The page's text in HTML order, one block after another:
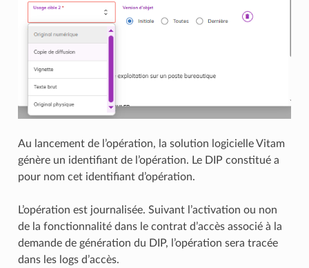
Au lancement de l’opération, la solution logicielle Vitam
génère un identifiant de l’opération. Le DIP constitué a
pour nom cet identifiant d’opération.
L’opération est journalisée. Suivant l’activation ou non
de la fonctionnalité dans le contrat d’accès associé à la
demande de génération du DIP, l’opération sera tracée
dans les logs d’accès.